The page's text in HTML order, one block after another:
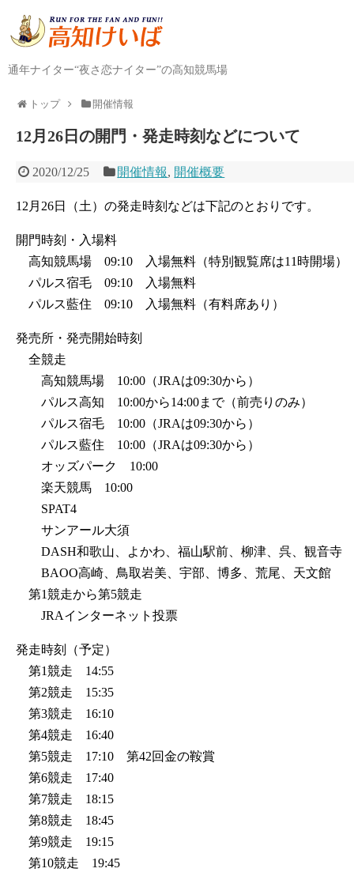
通年ナイター“夜さ恋ナイター”の高知競馬場
トップ 開催情報
12月26日の開門・発走時刻などについて
2020/12/25 開催情報, 開催概要
12月26日（土）の発走時刻などは下記のとおりです。
開門時刻・入場料
高知競馬場 09:10 入場無料（特別観覧席は11時開場）
パルス宿毛 09:10 入場無料
パルス藍住 09:10 入場無料（有料席あり）
発売所・発売開始時刻
全競走
高知競馬場 10:00（JRAは09:30から）
パルス高知 10:00から14:00まで（前売りのみ）
パルス宿毛 10:00（JRAは09:30から）
パルス藍住 10:00（JRAは09:30から）
オッズパーク 10:00
楽天競馬 10:00
SPAT4
サンアール大須
DASH和歌山、よかわ、福山駅前、柳津、呉、観音寺
BAOO高崎、鳥取岩美、宇部、博多、荒尾、天文館
第1競走から第5競走
JRAインターネット投票
発走時刻（予定）
第1競走 14:55
第2競走 15:35
第3競走 16:10
第4競走 16:40
第5競走 17:10 第42回金の鞍賞
第6競走 17:40
第7競走 18:15
第8競走 18:45
第9競走 19:15
第10競走 19:45